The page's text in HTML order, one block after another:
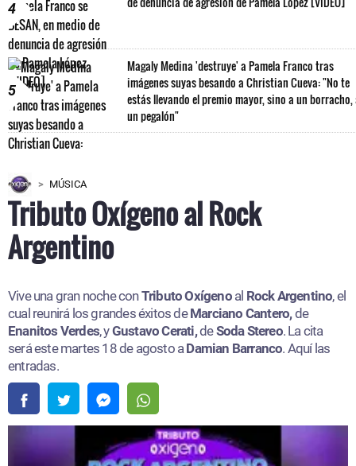
4
5
Magaly Medina 'destruye' a Pamela Franco tras
imágenes suyas besando a Christian Cueva: "No te
estás llevando el premio mayor, sino a un borracho,
un pegalón"
MÚSICA
Tributo Oxígeno al Rock
Argentino
Vive una gran noche conTributo Oxígenoal Rock Argentino, el
cual reunirá los grandes éxitos deMarciano Cantero,de
Enanitos Verdes, yGustavo Cerati,deSoda Stereo. La cita
será este martes 18 de agosto a Damian Barranco. Aquí las
entradas.​